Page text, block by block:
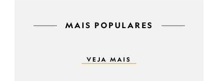
MAIS POPULARES
VEJA MAIS